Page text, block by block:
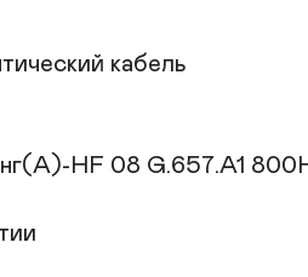
кабель
HF 08 G.657.A1